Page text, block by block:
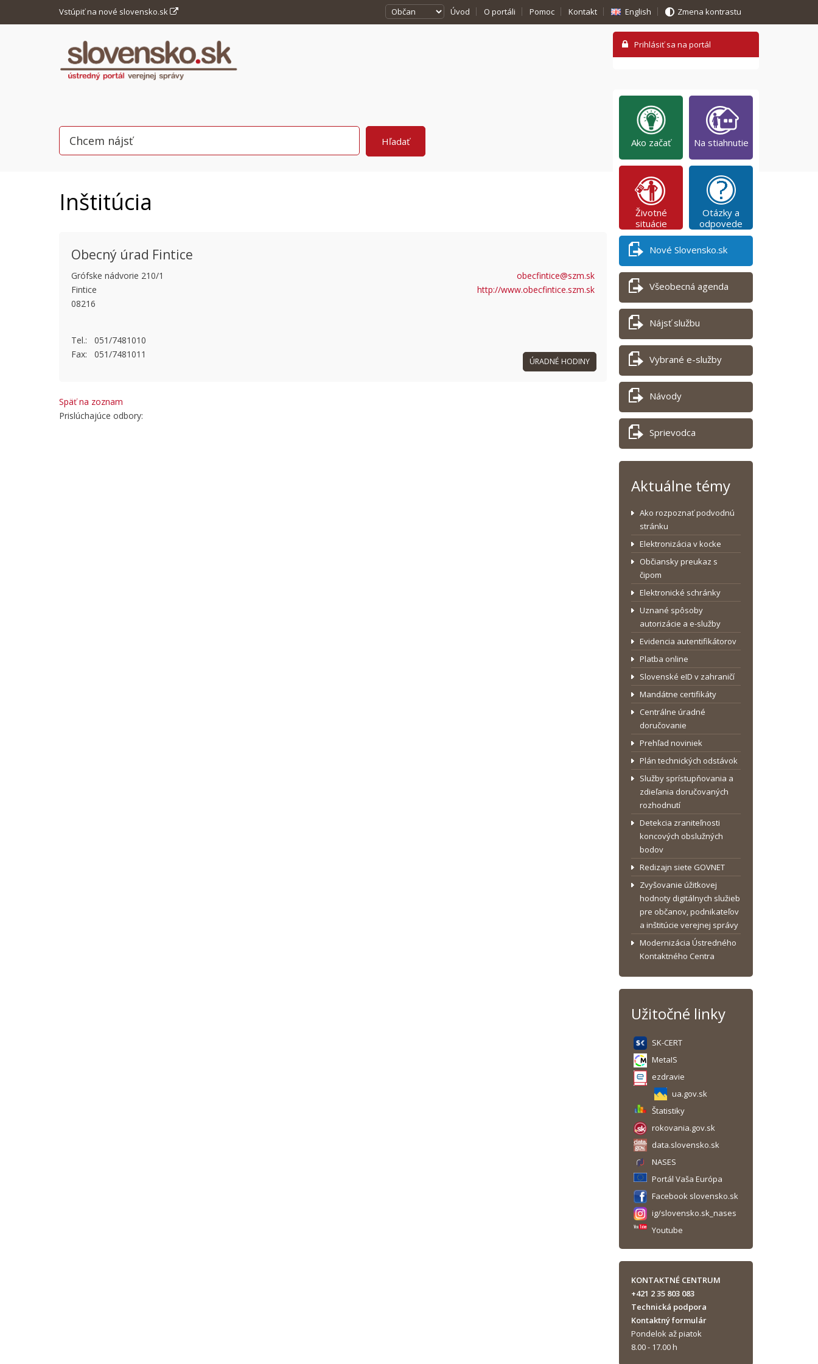
Vstúpiť na nové slovensko.sk Úvod O portáli Pomoc Kontakt English Zmena kontrastu
Inštitúcia
Obecný úrad Fintice
Grófske nádvorie 210/1
Fintice
08216
obecfintice@szm.sk
http://www.obecfintice.szm.sk
Tel.: 051/7481010
Fax: 051/7481011
ÚRADNÉ HODINY
Späť na zoznam
Prislúchajúce odbory:
Ako začať Na stiahnutie
Životné
situácie
Otázky a
odpovede
Nové Slovensko.sk
Všeobecná agenda
Nájsť službu
Vybrané e-služby
Návody
Sprievodca
Aktuálne témy
Ako rozpoznať podvodnú
stránku
Elektronizácia v kocke
Občiansky preukaz s
čipom
Elektronické schránky
Uznané spôsoby
autorizácie a e-služby
Evidencia autentifikátorov
Platba online
Slovenské eID v zahraničí
Mandátne certifikáty
Centrálne úradné
doručovanie
Prehľad noviniek
Plán technických odstávok
Služby sprístupňovania a
zdieľania doručovaných
rozhodnutí
Detekcia zraniteľnosti
koncových obslužných
bodov
Redizajn siete GOVNET
Zvyšovanie úžitkovej
hodnoty digitálnych služieb
pre občanov, podnikateľov
a inštitúcie verejnej správy
Modernizácia Ústredného
Kontaktného Centra
Užitočné linky
SK-CERT
MetaIS
ezdravie
ua.gov.sk
Štatistiky
rokovania.gov.sk
data.slovensko.sk
NASES
Portál Vaša Európa
Facebook slovensko.sk
ig/slovensko.sk_nases
Youtube
KONTAKTNÉ CENTRUM
+421 2 35 803 083
Technická podpora
Kontaktný formulár
Pondelok až piatok
8.00 - 17.00 h